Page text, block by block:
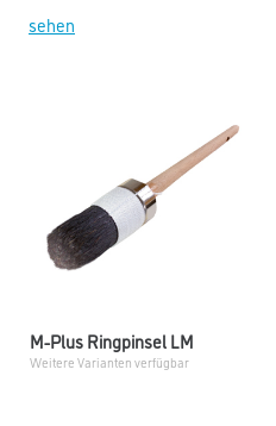
sehen
M-Plus Ringpinsel LM
Weitere Varianten verfügbar